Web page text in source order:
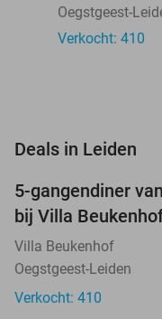
Oegstgeest-
Verkocht: 410
Deals in Leiden
5-gangendiner
bij Villa
Villa Beukenhof
Oegstgeest-Leiden
Verkocht: 410